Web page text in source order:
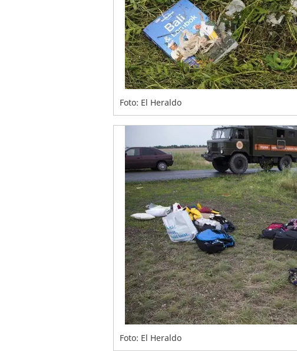
Foto: El Heraldo
Foto: El Heraldo